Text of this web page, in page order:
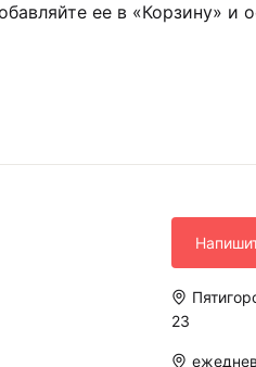
ее в «Корзину» и
23